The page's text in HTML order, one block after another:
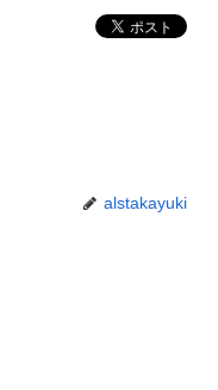
alstakayuki